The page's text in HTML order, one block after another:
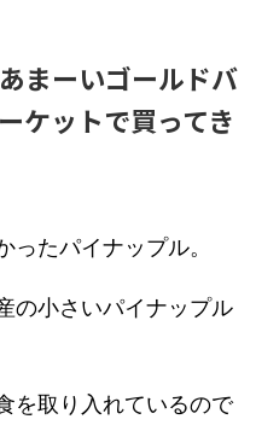
まーいゴールドバ
ケットで買ってき
たパイナップル。
の小さいパイナップル
を取り入れているので